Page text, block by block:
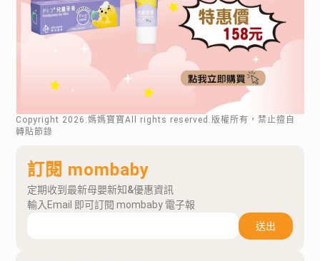
Copyright 2026 .媽媽寶寶All rights reserved.版權所有，禁止擅自
轉貼節錄
訂閱 mombaby
定期收到最新母嬰新知&優惠資訊
輸入Email 即可訂閱 mombaby 電子報
送出